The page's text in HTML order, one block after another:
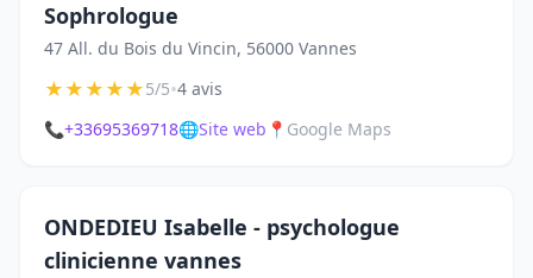
Sophrologue
47 All. du Bois du Vincin, 56000 Vannes
★★★★★5/5•4 avis
📞+33695369718🌐Site web 📍 Google Maps
ONDEDIEU Isabelle - psychologue
clinicienne vannes